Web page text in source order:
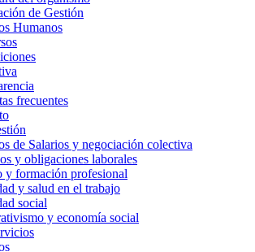
de Gestión
Humanos
frecuentes
de Salarios y negociación colectiva
y obligaciones laborales
y formación profesional
y salud en el trabajo
social
y economía social